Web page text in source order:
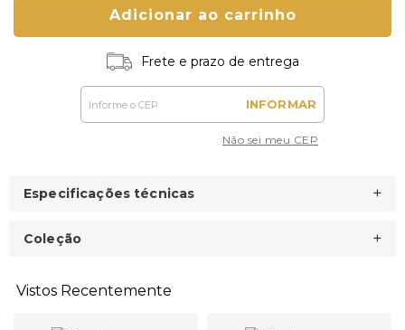
Adicionar ao carrinho
Frete e prazo de entrega
INFORMAR
Não sei meu CEP
Especificações técnicas
Coleção
Vistos Recentemente